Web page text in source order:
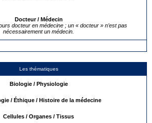
Docteur / Médecin
docteur en médecine ; un « docteur » n’est pas
nécessairement un médecin.
Les thématiques
Biologie / Physiologie
/ Éthique / Histoire de la médecine
Cellules / Organes / Tissus